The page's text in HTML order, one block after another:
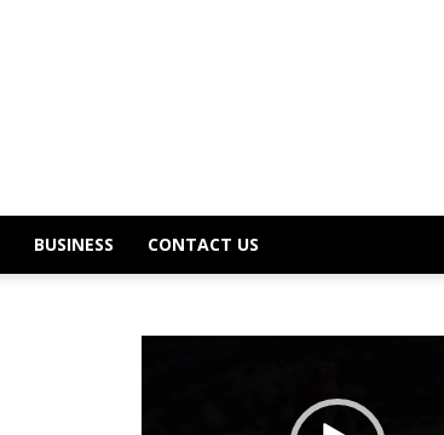
BUSINESS CONTACT US